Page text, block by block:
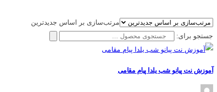
مرتب‌سازی بر اساس جدیدترین
جستجو برای:
آموزش نت پیانو شب یلدا پیام مقامی